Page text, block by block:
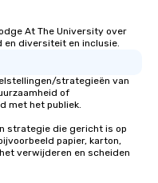
At The University over
en diversiteit en inclusie.
strategieën van
of
met het publiek.
strategie die gericht is op
papier, karton,
verwijderen en scheiden